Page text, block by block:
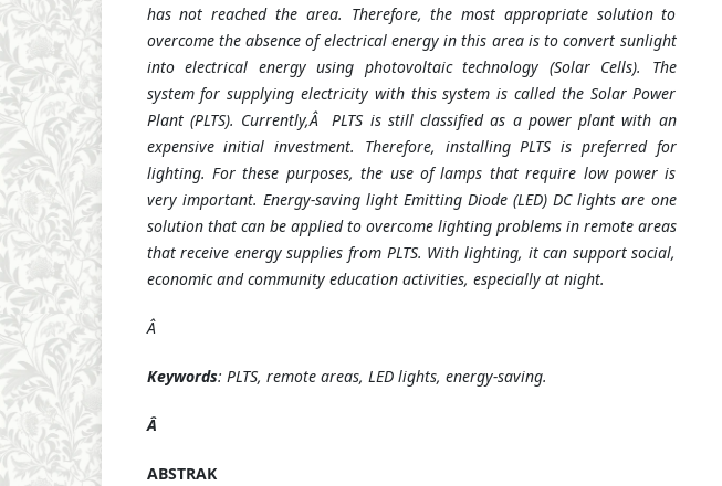
has not reached the area. Therefore, the most appropriate solution to
overcome the absence of electrical energy inthis area is to convert sunlight
into electrical energy using photovoltaic technology (Solar Cells). The
system for supplying electricity with this system is called the Solar Power
Plant (PLTS). Currently,Â PLTS is still classified as a power plant with an
expensive initial investment. Therefore, installing PLTS is preferred for
lighting. For these purposes, the use of lamps that require low power is
very important. Energy-saving light Emitting Diode (LED) DC lights are one
solution that can be applied to overcome lighting problems in remote areas
that receive energy supplies from PLTS. With lighting, it can support social,
economic and community education activities, especially at night.
Â
Keywords: PLTS, remote areas, LED lights, energy-saving.
Â
ABSTRAK